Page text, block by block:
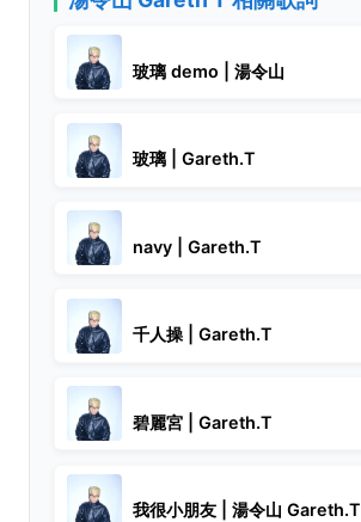
玻璃 demo | 湯令山
玻璃 | Gareth.T
navy | Gareth.T
千人操 | Gareth.T
碧麗宮 | Gareth.T
我很小朋友 | 湯令山 Gareth.T